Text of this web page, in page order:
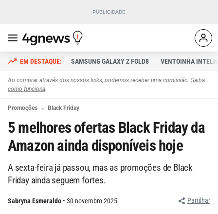
SAMSUNG GALAXY Z FOLD8 VENTOINHA
Ao comprar através dos nossos links, podemos receber uma comissão. Saiba
como funciona.
Promoções Black Friday
5 melhores ofertas Black Friday da
Amazon ainda disponíveis hoje
A sexta-feira já passou, mas as promoções de Black
Friday ainda seguem fortes.
Sabryna Esmeraldo 30 novembro 2025 Partilhar